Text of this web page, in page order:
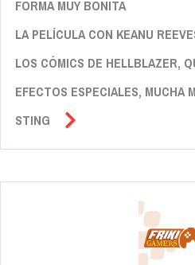
FORMA MUY BONITA
LA PELÍCULA CON KEANU
LOS CÓMICS DE HELLBLAZER,
EFECTOS ESPECIALES, MUCHA
STING